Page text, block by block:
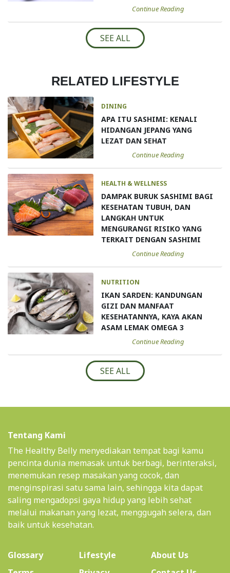
Continue Reading
SEE ALL
RELATED LIFESTYLE
DINING
APA ITU SASHIMI: KENALI
HIDANGAN JEPANG YANG
LEZAT DAN SEHAT
Continue Reading
HEALTH & WELLNESS
DAMPAK BURUK SASHIMI BAGI
KESEHATAN TUBUH, DAN
LANGKAH UNTUK
MENGURANGI RISIKO YANG
TERKAIT DENGAN SASHIMI
Continue Reading
NUTRITION
IKAN SARDEN: KANDUNGAN
GIZI DAN MANFAAT
KESEHATANNYA, KAYA AKAN
ASAM LEMAK OMEGA 3
Continue Reading
SEE ALL
Tentang Kami
The Healthy Belly menyediakan tempat bagi kamu
pencinta dunia memasak untuk berbagi, berinteraksi,
menemukan resep masakan yang cocok, dan
menginspirasi satu sama lain, sehingga kita dapat
saling mengadopsi gaya hidup yang lebih sehat
melalui makanan yang lezat, menggugah selera, dan
baik untuk kesehatan.
Glossary Lifestyle About Us(current)